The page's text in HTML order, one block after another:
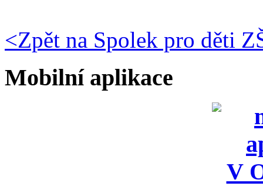
<Zpět na Spolek pro děti
Mobilní aplikace